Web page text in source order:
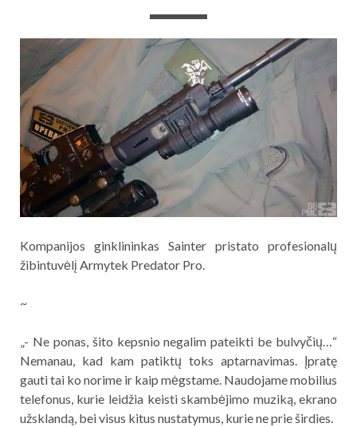
Kompanijos ginklininkas Sainter pristato profesionalų
žibintuvėlį Armytek Predator Pro.
~
„- Ne ponas, šito kepsnio negalim pateikti be bulvyčių…“
Nemanau, kad kam patiktų toks aptarnavimas. Įpratę
gauti tai ko norime ir kaip mėgstame. Naudojame mobilius
telefonus, kurie leidžia keisti skambėjimo muziką, ekrano
užsklandą, bei visus kitus nustatymus, kurie ne prie širdies.